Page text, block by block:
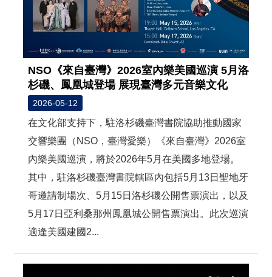
NSO《來自臺灣》2026室內樂美國巡演 5月洛
杉磯、鳳凰城登場 展現臺灣多元音樂文化
2026-05-12
在文化部支持下，駐洛杉磯臺灣書院協助推動國家
交響樂團（NSO，臺灣愛樂）《來自臺灣》2026室
內樂美國巡演，將於2026年5月在美國多地登場。
其中，駐洛杉磯臺灣書院轄區內包括5月13日聖地牙
哥邀請制場次、5月15日洛杉磯公開售票演出，以及
5月17日亞利桑那州鳳凰城公開售票演出。此次巡演
適逢美國建國2...